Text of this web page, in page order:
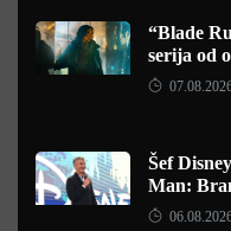
“Blade
serija od
Šef
Man: